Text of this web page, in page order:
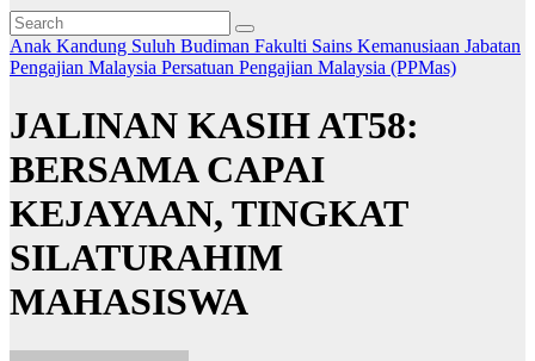
Anak Kandung Suluh Budiman Fakulti Sains Kemanusiaan Jabatan
Pengajian Malaysia Persatuan Pengajian Malaysia (PPMas)
JALINAN KASIH AT58:
BERSAMA CAPAI
KEJAYAAN, TINGKAT
SILATURAHIM
MAHASISWA